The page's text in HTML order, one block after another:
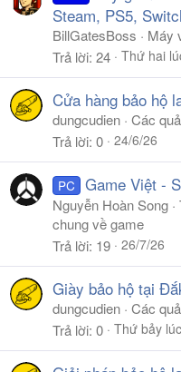
Steam, PS5,
BillGatesBoss
Máy
Trả lời 24 Thứ hai
Cửa hàng bảo hộ
dungcudien Các
Trả lời 0 24/6/26
PC Game Việt -
Nguyễn Hoàn Song
chung về game
Trả lời 19 26/7/26
Giày bảo hộ tại
dungcudien Các
Trả lời 0 Thứ bảy